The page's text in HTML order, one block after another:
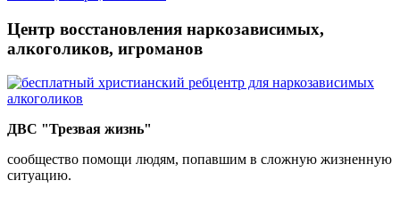
Центр восстановления наркозависимых,
алкоголиков, игроманов
ДВС "Трезвая жизнь"
сообщество помощи людям, попавшим в сложную жизненную
ситуацию.